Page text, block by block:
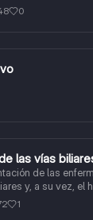
0
las vías
de las
y, a su vez, el
formación de la
de la ictericia
1